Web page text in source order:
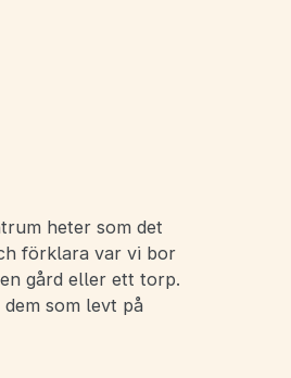
heter som det
förklara var vi bor
gård eller ett torp.
som levt på